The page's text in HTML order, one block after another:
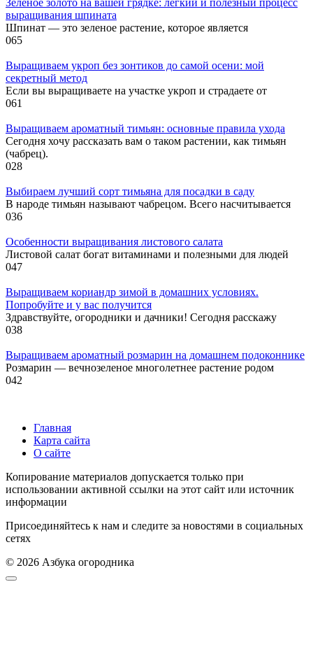
выращивания шпината
Шпинат — это зеленое растение, которое является
065
Выращиваем укроп без зонтиков до самой осени: мой
секретный метод
Если вы выращиваете на участке укроп и страдаете от
061
Выращиваем ароматный тимьян: основные правила ухода
Сегодня хочу рассказать вам о таком растении, как тимьян
(чабрец).
028
Выбираем лучший сорт тимьяна для посадки в саду
В народе тимьян называют чабрецом. Всего насчитывается
036
Особенности выращивания листового салата
Листовой салат богат витаминами и полезными для людей
047
Выращиваем кориандр зимой в домашних условиях.
Попробуйте и у вас получится
Здравствуйте, огородники и дачники! Сегодня расскажу
038
Выращиваем ароматный розмарин на домашнем подоконнике
Розмарин — вечнозеленое многолетнее растение родом
042
Главная
Карта сайта
О сайте
Копирование материалов допускается только при
использовании активной ссылки на этот сайт или источник
информации
Присоединяйтесь к нам и следите за новостями в социальных
сетях
© 2026 Азбука огородника